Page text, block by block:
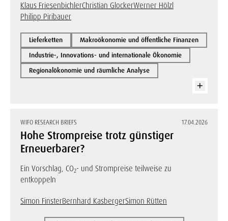
Klaus FriesenbichlerChristian GlockerWerner Hölzl
Philipp Piribauer
Lieferketten
Makroökonomie und öffentliche Finanzen
Industrie-, Innovations- und internationale Ökonomie
Regionalökonomie und räumliche Analyse
WIFO RESEARCH BRIEFS 17.04.2026
Hohe Strompreise trotz günstiger
Erneuerbarer?
Ein Vorschlag, CO2- und Strompreise teilweise zu
entkoppeln
Simon FinsterBernhard KasbergerSimon Rütten